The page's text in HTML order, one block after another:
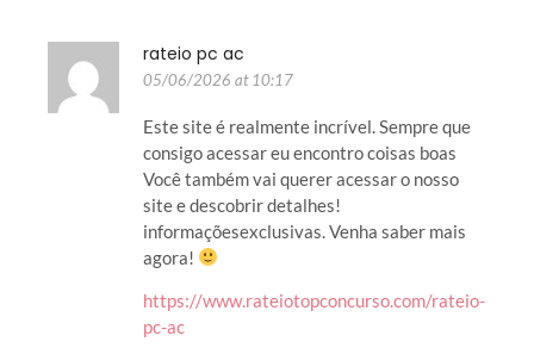
rateio pc ac
05/06/2026 at 10:17
Este site é realmente incrível. Sempre que
consigo acessar eu encontro coisas boas
Você também vai querer acessar o nosso
site e descobrir detalhes!
informaçõesexclusivas. Venha saber mais
agora!
https://www.rateiotopconcurso.com/rateio-
pc-ac